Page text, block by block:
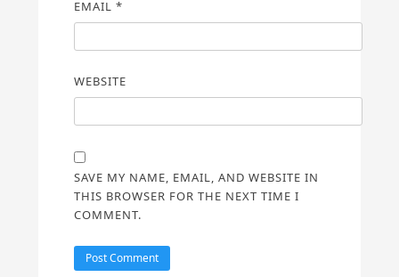
EMAIL *
WEBSITE
SAVE MY NAME, EMAIL, AND WEBSITE IN
THIS BROWSER FOR THE NEXT TIME I
COMMENT.